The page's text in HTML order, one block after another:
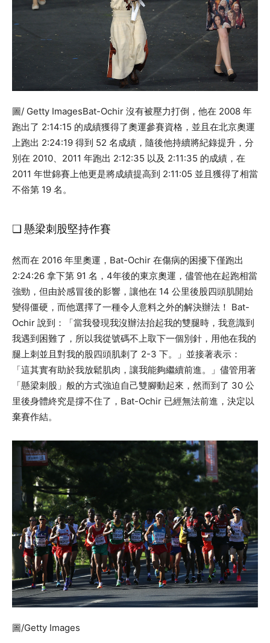
圖/ Getty ImagesBat-Ochir 沒有被壓力打倒，他在 2008 年
跑出了 2:14:15 的成績獲得了奧運參賽資格，並且在北京奧運
上跑出 2:24:19 得到 52 名成績，隨後他持續將紀錄提升，分
別在 2010、2011 年跑出 2:12:35 以及 2:11:35 的成績，在
2011 年世錦賽上他更是將成績提高到 2:11:05 並且獲得了相當
不俗第 19 名。
❏ 懸梁刺股堅持作賽
然而在 2016 年里奧運，Bat-Ochir 在傷病的困擾下僅跑出
2:24:26 拿下第 91 名，4年後的東京奧運，儘管他在起跑相當
強勁，但由於感冒後的影響，讓他在 14 公里後股四頭肌開始
變得僵硬，而他選擇了一種令人意料之外的解決辦法！ Bat-
Ochir 說到：「當我發現我沒辦法抬起我的雙腿時，我意識到
我遇到困難了，所以我從號碼不上取下一個別針，用他在我的
腿上刺並且對我的股四頭肌刺了 2-3 下。」並接著表示：
「這其實有助於我放鬆肌肉，讓我能夠繼續前進。」儘管用著
「懸梁刺股」般的方式強迫自己雙腳動起來，然而到了 30 公
里後身體終究是撐不住了，Bat-Ochir 已經無法前進，決定以
棄賽作結。
圖/Getty Images